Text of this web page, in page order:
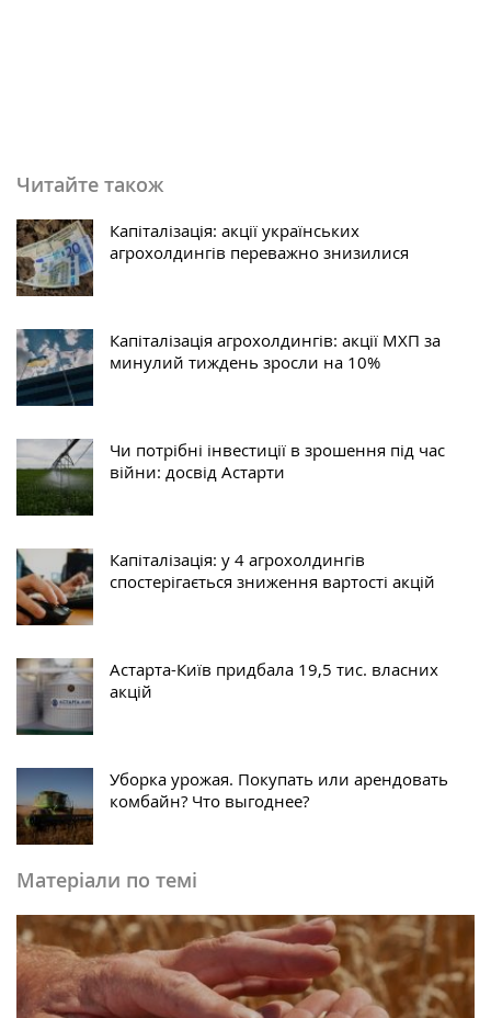
Читайте також
Капіталізація: акції українських
агрохолдингів переважно знизилися
Капіталізація агрохолдингів: акції МХП за
минулий тиждень зросли на 10%
Чи потрібні інвестиції в зрошення під час
війни: досвід Астарти
Капіталізація: у 4 агрохолдингів
спостерігається зниження вартості акцій
Астарта-Київ придбала 19,5 тис. власних
акцій
Уборка урожая. Покупать или арендовать
комбайн? Что выгоднее?
Матеріали по темі